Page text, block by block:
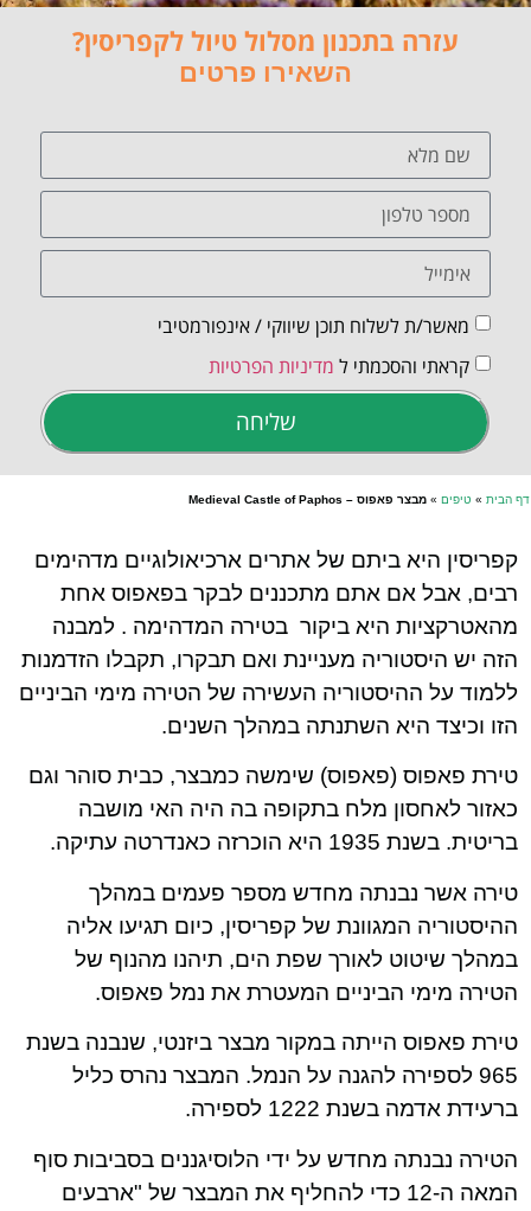
עזרה בתכנון מסלול טיול לקפריסין?
השאירו פרטים
מאשר/ת לשלוח תוכן שיווקי / אינפורמטיבי
קראתי והסכמתי ל מדיניות הפרטיות
שליחה
דף הבית » טיפים » מבצר פאפוס – Medieval Castle of Paphos
קפריסין היא ביתם של אתרים ארכיאולוגיים מדהימים
רבים, אבל אם אתם מתכננים לבקר בפאפוס אחת
מהאטרקציות היא ביקור בטירה המדהימה . למבנה
הזה יש היסטוריה מעניינת ואם תבקרו, תקבלו הזדמנות
ללמוד על ההיסטוריה העשירה של הטירה מימי הביניים
הזו וכיצד היא השתנתה במהלך השנים.
טירת פאפוס (פאפוס) שימשה כמבצר, כבית סוהר וגם
כאזור לאחסון מלח בתקופה בה היה האי מושבה
בריטית. בשנת 1935 היא הוכרזה כאנדרטה עתיקה.
טירה אשר נבנתה מחדש מספר פעמים במהלך
ההיסטוריה המגוונת של קפריסין, כיום תגיעו אליה
במהלך שיטוט לאורך שפת הים, תיהנו מהנוף של
הטירה מימי הביניים המעטרת את נמל פאפוס.
טירת פאפוס הייתה במקור מבצר ביזנטי, שנבנה בשנת
965 לספירה להגנה על הנמל. המבצר נהרס כליל
ברעידת אדמה בשנת 1222 לספירה.
הטירה נבנתה מחדש על ידי הלוסיגננים בסביבות סוף
המאה ה-12 כדי להחליף את המבצר של "ארבעים